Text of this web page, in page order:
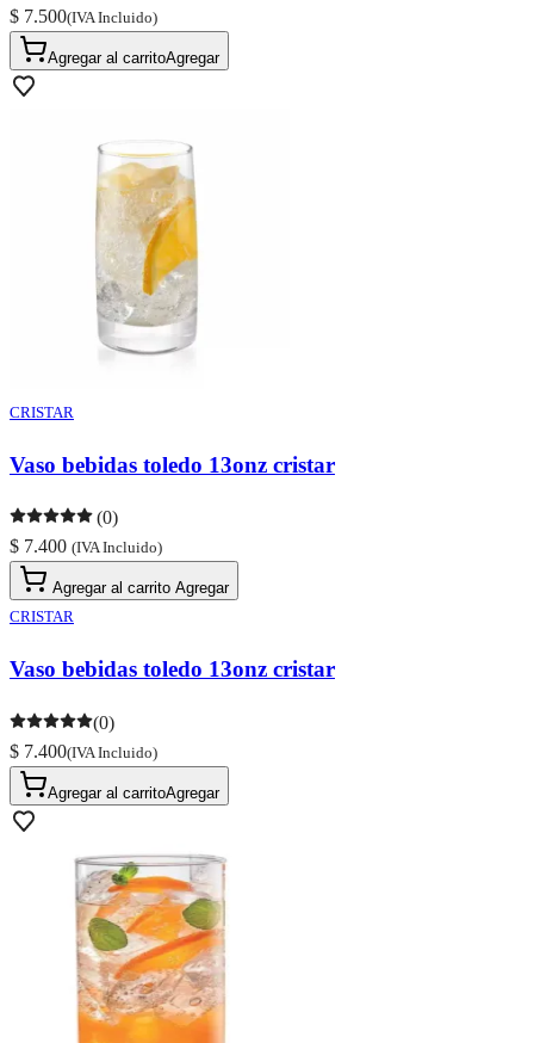
$ 7.500(IVA Incluido)
Agregar al carritoAgregar
CRISTAR
Vaso bebidas toledo 13onz cristar
(0)
$ 7.400 (IVA Incluido)
Agregar al carrito Agregar
CRISTAR
Vaso bebidas toledo 13onz cristar
(0)
$ 7.400(IVA Incluido)
Agregar al carritoAgregar